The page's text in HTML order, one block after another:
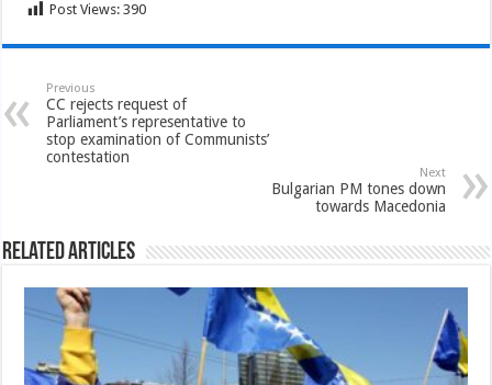
Post Views: 390
Previous
CC rejects request of
Parliament’s representative to
stop examination of Communists’
contestation
Next
Bulgarian PM tones down
towards Macedonia
Related Articles